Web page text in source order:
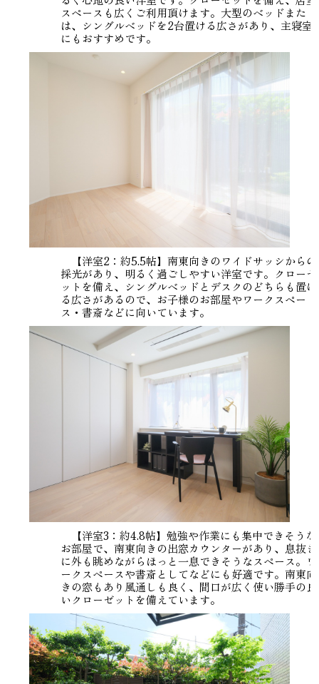
スペースも広くご利用頂けます。大型のベッドまた
は、シングルベッドを2台置ける広さがあり、主寝室
にもおすすめです。
【洋室2：約5.5帖】南東向きのワイドサッシからの
採光があり、明るく過ごしやすい洋室です。クローゼ
ットを備え、シングルベッドとデスクのどちらも置け
る広さがあるので、お子様のお部屋やワークスペー
ス・書斎などに向いています。
【洋室3：約4.8帖】勉強や作業にも集中できそうな
お部屋で、南東向きの出窓カウンターがあり、息抜き
に外も眺めながらほっと一息できそうなスペース。ワ
ークスペースや書斎としてなどにも好適です。南東向
きの窓もあり風通しも良く、間口が広く使い勝手の良
いクローゼットを備えています。